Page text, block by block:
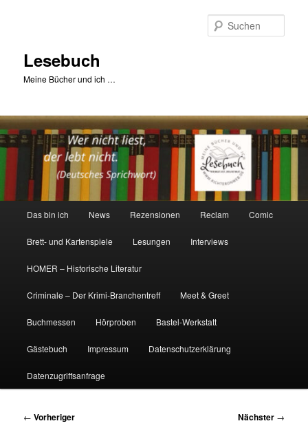
Lesebuch
Meine Bücher und ich …
Das bin ich News Rezensionen Reclam Comic
Brett- und Kartenspiele Lesungen Interviews
HOMER – Historische Literatur
Criminale – Der Krimi-Branchentreff Meet & Greet
Buchmessen Hörproben Bastel-Werkstatt
Gästebuch Impressum Datenschutzerklärung
Datenzugriffsanfrage
Beitragsnavigation
← Vorheriger Nächster →